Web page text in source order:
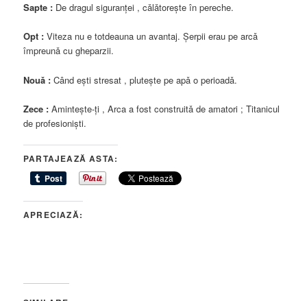
Sapte : De dragul siguranţei , cǎlǎtoreşte în pereche.
Opt : Viteza nu e totdeauna un avantaj. Şerpii erau pe arcǎ
împreunǎ cu gheparzii.
Nouǎ : Când eşti stresat , pluteşte pe apǎ o perioadǎ.
Zece :Aminteşte-ţi , Arca a fost construitǎ de amatori ; Titanicul
de profesionişti.
PARTAJEAZĂ ASTA:
APRECIAZĂ: